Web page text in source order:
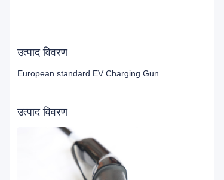
उत्पाद विवरण
European standard EV Charging Gun
उत्पाद विवरण